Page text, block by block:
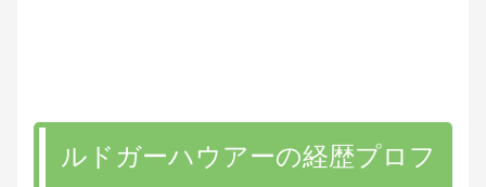
ルドガーハウアーの経歴プロフ